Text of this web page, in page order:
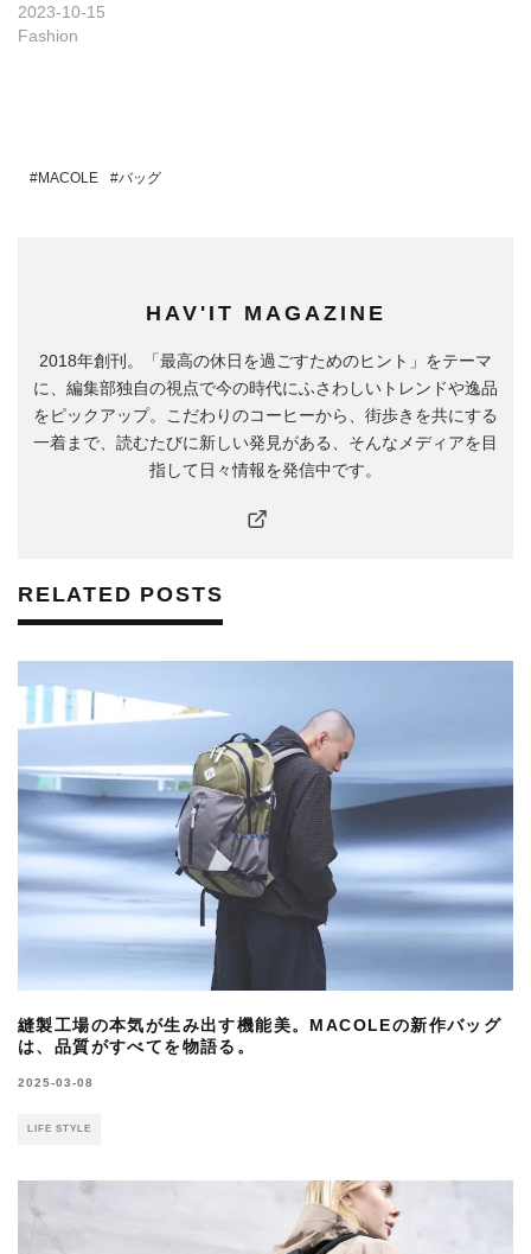
2023-10-15
Fashion
MACOLE バッグ
HAV'IT MAGAZINE
2018年創刊。「最高の休日を過ごすためのヒント」をテーマ
に、編集部独自の視点で今の時代にふさわしいトレンドや逸品
をピックアップ。こだわりのコーヒーから、街歩きを共にする
一着まで、読むたびに新しい発見がある、そんなメディアを目
指して日々情報を発信中です。
RELATED POSTS
縫製工場の本気が生み出す機能美。MACOLEの新作バッグ
は、品質がすべてを物語る。
2025-03-08
LIFE STYLE